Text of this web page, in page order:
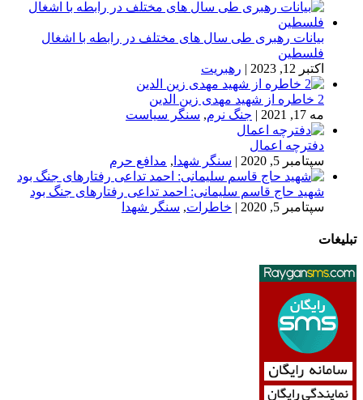
بیانات رهبری طی سال های مختلف در رابطه با اشغال
فلسطین
اکتبر 12, 2023
| رهبریت
2 خاطره از شهید مهدی زین الدین
مه 17, 2021
| جنگ نرم, سنگر سیاست
دفترچه اعمال
سپتامبر 5, 2020
| سنگر شهدا , مدافع حرم
شهید حاج قاسم سلیمانی: احمد تداعی رفتارهای جنگ بود
سپتامبر 5, 2020
| خاطرات, سنگر شهدا
تبلیغات